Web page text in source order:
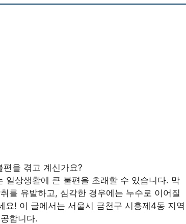
을 겪고 계신가요?
일상생활에 큰 불편을 초래할 수 있습니다. 막
를 유발하고, 심각한 경우에는 누수로 이어질
! 이 글에서는 서울시 금천구 시흥제4동 지역
합니다.